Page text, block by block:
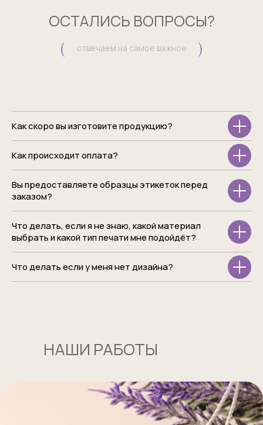
ОСТАЛИСЬ ВОПРОСЫ?
отвечаем на самое важное
Как скоро вы изготовите продукцию?
Как происходит оплата?
Вы предоставляете образцы этикеток перед
заказом?
Что делать, если я не знаю, какой материал
выбрать и какой тип печати мне подойдёт?
Что делать если у меня нет дизайна?
НАШИ РАБОТЫ